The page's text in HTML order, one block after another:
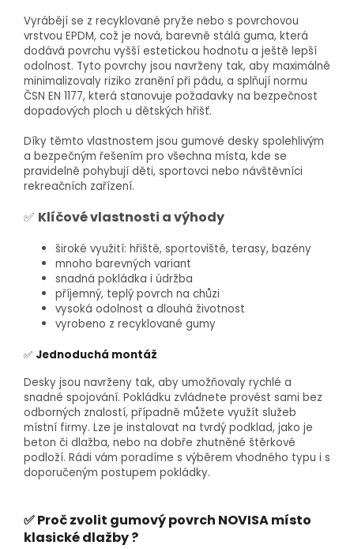
Vyrábějí se z recyklované pryže nebo s povrchovou
vrstvou EPDM, což je nová, barevně stálá guma, která
dodává povrchu vyšší estetickou hodnotu a ještě lepší
odolnost. Tyto povrchy jsou navrženy tak, aby maximálně
minimalizovaly riziko zranění při pádu, a splňují normu
ČSN EN 1177, která stanovuje požadavky na bezpečnost
dopadových ploch u dětských hřišť.
Díky těmto vlastnostem jsou gumové desky spolehlivým
a bezpečným řešením pro všechna místa, kde se
pravidelně pohybují děti, sportovci nebo návštěvníci
rekreačních zařízení.
✅ Klíčové vlastnosti a výhody
široké využití: hřiště, sportoviště, terasy, bazény
mnoho barevných variant
snadná pokládka i údržba
příjemný, teplý povrch na chůzi
vysoká odolnost a dlouhá životnost
vyrobeno z recyklované gumy
✅ Jednoduchá montáž
Desky jsou navrženy tak, aby umožňovaly rychlé a
snadné spojování. Pokládku zvládnete provést sami bez
odborných znalostí, případně můžete využít služeb
místní firmy. Lze je instalovat na tvrdý podklad, jako je
beton či dlažba, nebo na dobře zhutněné štěrkové
podloží. Rádi vám poradíme s výběrem vhodného typu i s
doporučeným postupem pokládky.
✅ Proč zvolit gumový povrch NOVISA místo
klasické dlažby ?